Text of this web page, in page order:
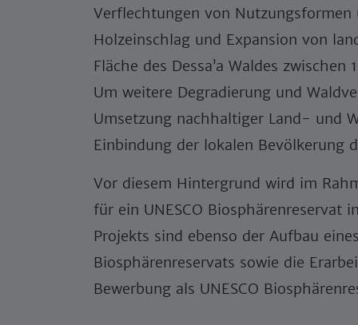
Verflechtungen von
Holzeinschlag und Expansion von
Fläche des Dessa’a Waldes
Um weitere Degradierung und
Umsetzung nachhaltiger Land- und
Einbindung der lokalen Bevölkerung
Vor diesem Hintergrund wird im
für ein UNESCO Biosphärenreservat
Projekts sind ebenso der Aufbau
Biosphärenreservats sowie die
Bewerbung als UNESCO